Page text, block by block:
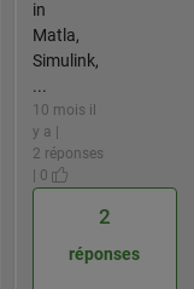
in
Matla,
Simulink,
...
10 mois il
y a |
2 réponses
| 0
2
réponses